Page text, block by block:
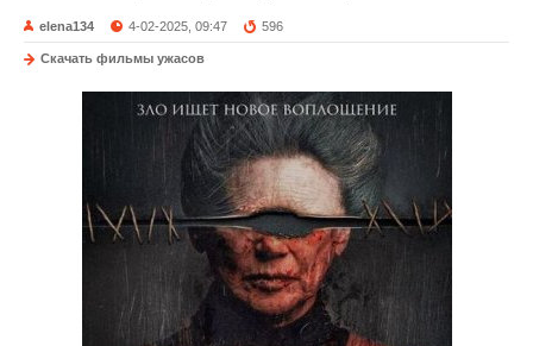
elena134 4-02-2025, 09:47 596
Скачать фильмы ужасов